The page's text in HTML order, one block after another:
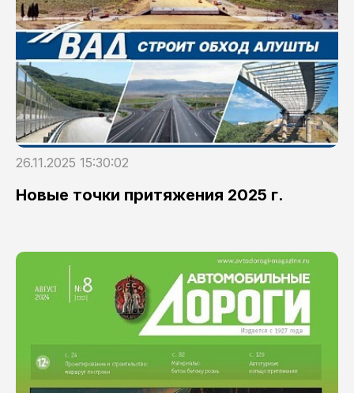
26.11.2025 15:30:02
Новые точки притяжения 2025 г.